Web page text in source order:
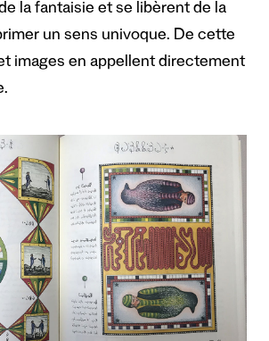
la fantaisie et se libèrent de la
un sens univoque. De cette
images en appellent directement